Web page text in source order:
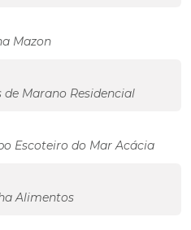
Mazon
Marano Residencial
Escoteiro do Mar Acácia
Alimentos